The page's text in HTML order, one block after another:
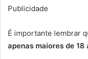
Publicidade
É importante lembrar
apenas maiores de